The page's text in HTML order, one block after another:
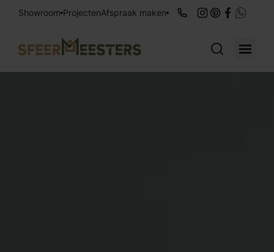
Showroom ProjectenAfspraak maken